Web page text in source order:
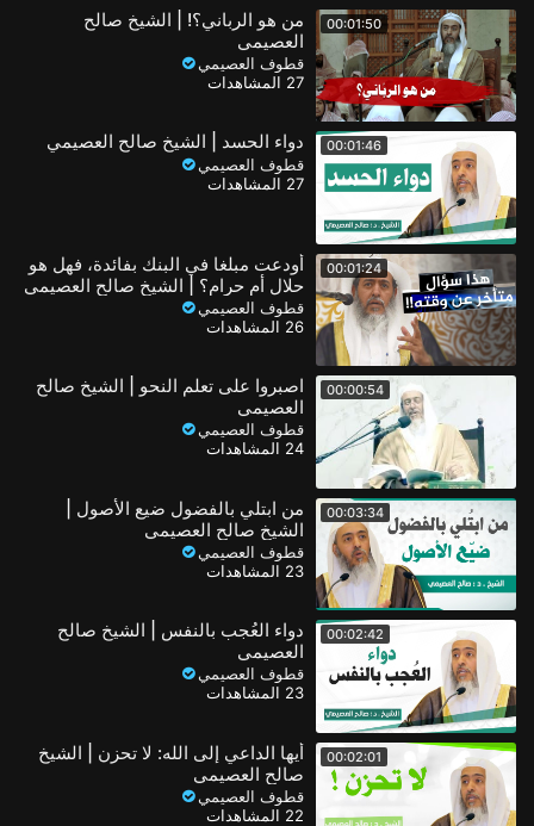
00:01:50
من هو الرباني؟! | الشيخ صالح
العصيمي
قطوف العصيمي
27 المشاهدات
00:01:46 دواء الحسد | الشيخ صالح العصيمي
قطوف العصيمي
27 المشاهدات
00:01:24
أودعت مبلغا في البنك بفائدة، فهل هو
حلال أم حرام؟ | الشيخ صالح العصيمي
قطوف العصيمي
26 المشاهدات
00:00:54
اصبروا على تعلم النحو | الشيخ صالح
العصيمي
قطوف العصيمي
24 المشاهدات
00:03:34
من ابتلي بالفضول ضيع الأصول |
الشيخ صالح العصيمي
قطوف العصيمي
23 المشاهدات
00:02:42
دواء العُجب بالنفس | الشيخ صالح
العصيمي
قطوف العصيمي
23 المشاهدات
00:02:01
أيها الداعي إلى الله: لا تحزن | الشيخ
صالح العصيمي
قطوف العصيمي
22 المشاهدات